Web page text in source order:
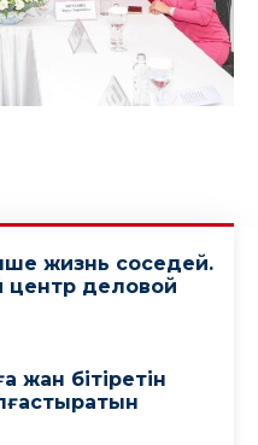
жизнь соседей.
центр деловой
жан бітіретін